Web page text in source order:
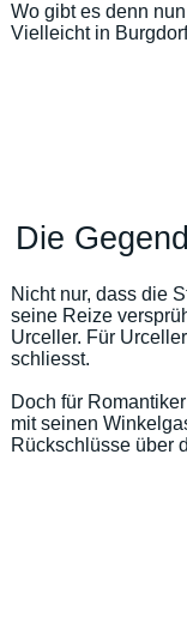
Wo gibt es denn
Vielleicht in Burgdorf
Die
Nicht nur, dass die
seine Reize
Urceller. Für
schliesst.
Doch für
mit seinen
Rückschlüsse über